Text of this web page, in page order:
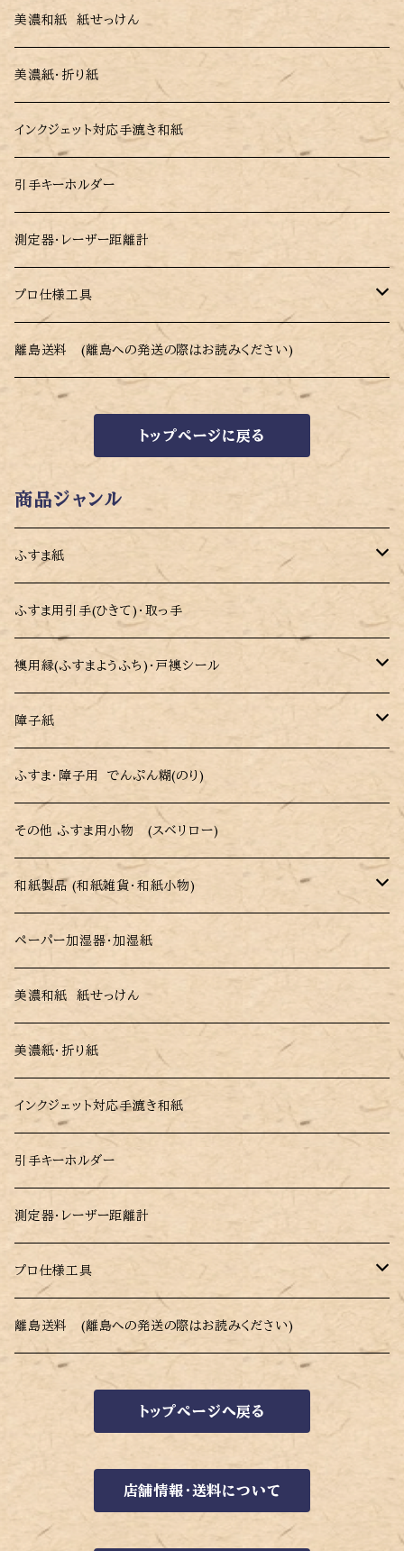
織物ふすま紙 (糸入りふすま紙)
和紙ふすま紙
耐水性ビニールふすま紙
モダンふすま紙 墨麗(すみれ)
美濃和紙 紙せっけん
美濃紙・折り紙
インクジェット対応手漉き和紙
和紙風メガネ拭き・スマホクリーナークロス
美濃和紙 紙せっけん
美濃紙・折り紙
インクジェット対応手漉き和紙
引手キーホルダー
測定器・レーザー距離計
プロ仕様工具
ハサミ
離島送料 (離島への発送の際はお読みください)
トップページに戻る
商品ジャンル
ふすま紙
モダンデザイン 切り売りふすま紙 凜(りん)
カラーふすま紙 パレット
洋風・モダンデザインふすま紙
木目調ふすま紙
伝統柄・和柄ふすま紙
市松模様ふすま紙
無地・総柄 ふすま紙
織物ふすま紙 (糸入りふすま紙)
和紙ふすま紙
耐水性ビニールふすま紙
モダンふすま紙 墨麗(すみれ)
ふすま用引手(ひきて)・取っ手
襖用縁(ふすまようふち)・戸襖シール
戸襖用シール縁(ふち)
戸襖用シール縁 (ハーフカット・低送料 )
障子紙
障子紙 (パルプ・レーヨン障子紙)
強化障子紙 (破れにくい障子紙)
カラー障子紙(色付き障子紙)
柄障子紙(さくらがら・市松がら)
ふすま・障子用 でんぷん糊(のり)
その他 ふすま用小物 (スベリロー)
和紙製品 (和紙雑貨・和紙小物)
ペーパー加湿器・加湿紙
美濃和紙 紙せっけん
美濃紙・折り紙
インクジェット対応手漉き和紙
和紙風メガネ拭き・スマホクリーナークロス
ペーパー加湿器・加湿紙
美濃和紙 紙せっけん
美濃紙・折り紙
インクジェット対応手漉き和紙
引手キーホルダー
測定器・レーザー距離計
プロ仕様工具
ハサミ
離島送料 (離島への発送の際はお読みください)
トップページへ戻る
店舗情報・送料について